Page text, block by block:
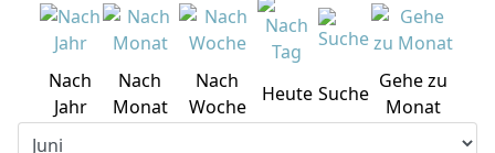
Nach
Jahr
Nach
Monat
Nach
Woche
Heute Suche
Gehe zu
Monat